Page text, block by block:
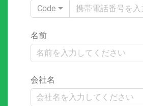
Code
名前
会社名